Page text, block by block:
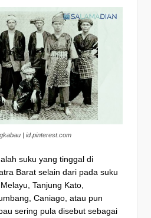
| id.pinterest.com
suku yang tinggal di
Barat selain dari pada suku
Tanjung Kato,
Caniago, atau pun
sering pula disebut sebagai